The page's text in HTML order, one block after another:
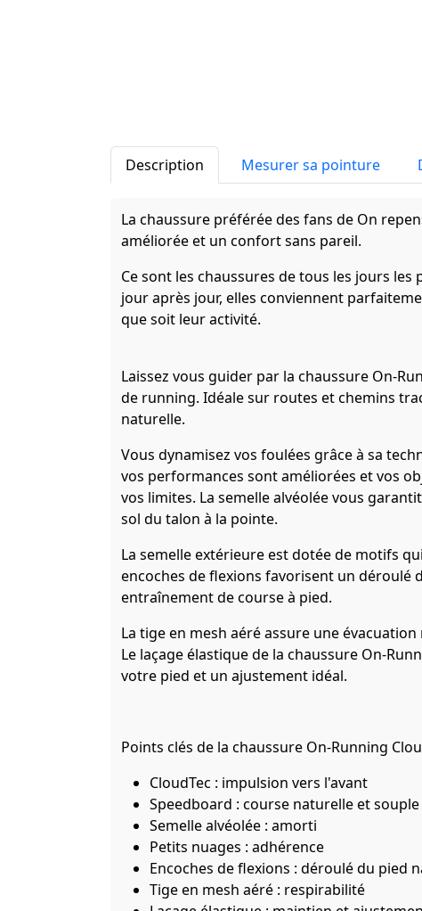
Description Mesurer sa pointure
La chaussure préférée des fans de On
améliorée et un confort sans pareil.
Ce sont les chaussures de tous les jours
jour après jour, elles conviennent
que soit leur activité.
Laissez vous guider par la chaussure On-
de running. Idéale sur routes et chemins
naturelle.
Vous dynamisez vos foulées grâce à sa
vos performances sont améliorées et vos
vos limites. La semelle alvéolée vous
sol du talon à la pointe.
La semelle extérieure est dotée de motifs
encoches de flexions favorisent un
entraînement de course à pied.
La tige en mesh aéré assure une
Le laçage élastique de la chaussure On-
votre pied et un ajustement idéal.
Points clés de la chaussure On-Running
CloudTec : impulsion vers l'avant
Speedboard : course naturelle et souple
Semelle alvéolée : amorti
Petits nuages : adhérence
Encoches de flexions : déroulé du pied
Tige en mesh aéré : respirabilité